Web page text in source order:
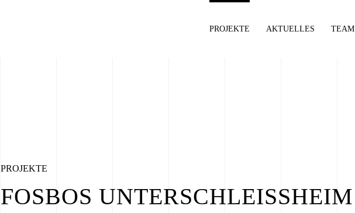
PROJEKTE AKTUELLES TEAM
PROJEKTE
FOSBOS UNTERSCHLEISSHEIM